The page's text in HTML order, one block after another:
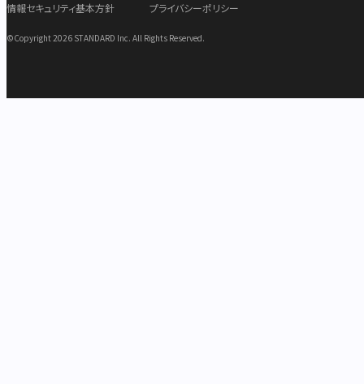
©Copyright 2026 STANDARD Inc. All Rights Reserved.
情報セキュリティ基本方針 プライバシーポリシー